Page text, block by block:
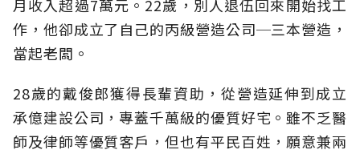
月收入超過7萬元。22歲，別人退伍回來開始找工
作，他卻成立了自己的丙級營造公司─三本營造，
當起老闆。
28歲的戴俊郎獲得長輩資助，從營造延伸到成立
承億建設公司，專蓋千萬級的優質好宅。雖不乏醫
師及律師等優質客戶，但也有平民百姓，願意兼兩